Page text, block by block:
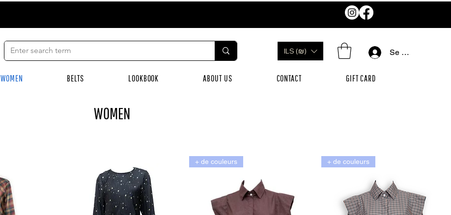
ILS (₪) Se connecter
WOMEN BELTS LOOKBOOK ABOUT US CONTACT GIFT CARD
WOMEN
+ de couleurs + de couleurs